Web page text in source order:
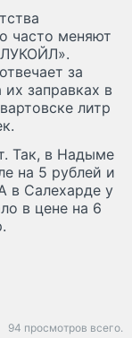
часто меняют
за
заправках в
литр
Так, в Надыме
на 5 рублей и
в Салехарде у
в цене на 6
94 просмотров всего.